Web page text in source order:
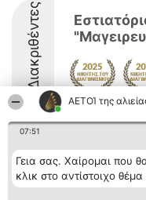
ΑΕΤΟΊ της
07:51
Γεια σας. Χαίρομαι που
κλικ στο αντίστοιχο
Διακριθέντες
Διοργανωτής της
κατάταξης